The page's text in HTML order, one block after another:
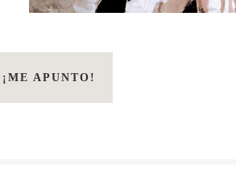
¡ME APUNTO!